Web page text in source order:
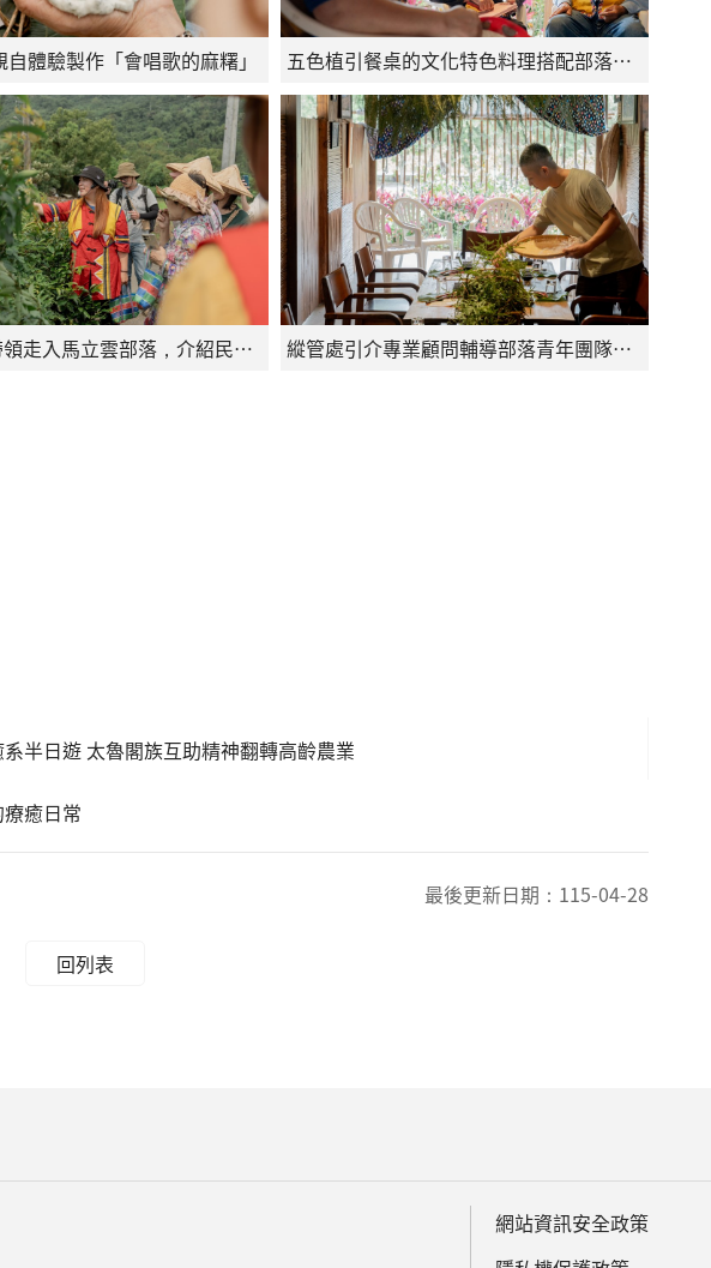
體驗製作「會唱歌的麻糬」 五色植引餐桌的文化特色料理搭配部落長者歌謠傳唱形塑完整五感體驗
部落青年帶領走入馬立雲部落，介紹民族文化、植物與遷徙歷史 縱管處引介專業顧問輔導部落青年團隊提升市場競爭力，圖為生態主廚張文騰
半日遊 太魯閣族互助精神翻轉高齡農業
癒日常
最後更新日期： 115-04-28
回列表
網站資訊安全政策